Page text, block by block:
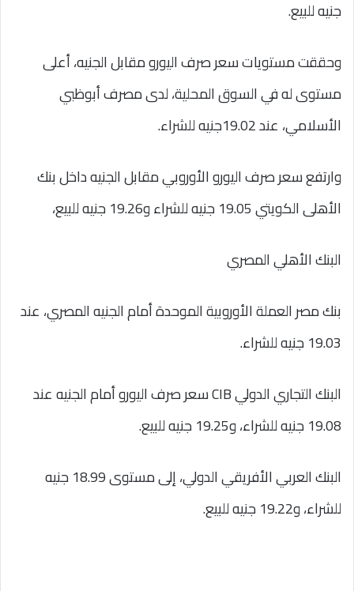
جنيه للبيع.
وحققت مستويات سعر صرف اليورو مقابل الجنيه، أعلى
مستوى له في السوق المحلية، لدى مصرف أبوظبي
الأسلامي، عند 19.02جنيه للشراء.
وارتفع سعر صرف اليورو الأوروبي مقابل الجنيه داخل بنك
الأهلى الكويتي 19.05 جنيه للشراء و19.26 جنيه للبيع،
البنك الأهلي المصري
بنك مصر العملة الأوروبية الموحدة أمام الجنيه المصري، عند
19.03 جنيه للشراء.
البنك التجاري الدولي CIB سعر صرف اليورو أمام الجنيه عند
19.08 جنيه للشراء، و19.25 جنيه للبيع.
البنك العربي الأفريقي الدولي، إلى مستوى 18.99 جنيه
للشراء، و19.22 جنيه للبيع.